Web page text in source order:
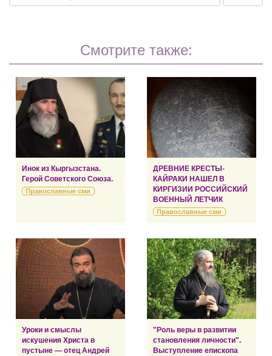
Смотрите также:
Инок из Кыргызстана.
Герой Советского Союза.
Православные сми
ДРЕВНИЕ КРЕСТЫ-
КАЙРАКИ НАШЕЛ В
КИРГИЗИИ РОССИЙСКИЙ
ВОЕННЫЙ ЛЕТЧИК
Православные сми
Уроки и смыслы
искушения Христа в
пустыне — отец Андрей
"Роль веры в развитии
становления личности".
Выступление епископа